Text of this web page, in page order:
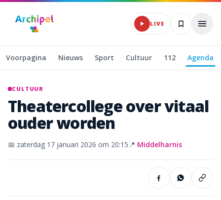
Naar hoofdinhoud
LIVE
Voorpagina Nieuws Sport Cultuur 112 Agenda
CULTUUR
Theatercollegeovervitaal
ouderworden
📅 zaterdag 17 januari 2026 om 20:15📍 Middelharnis